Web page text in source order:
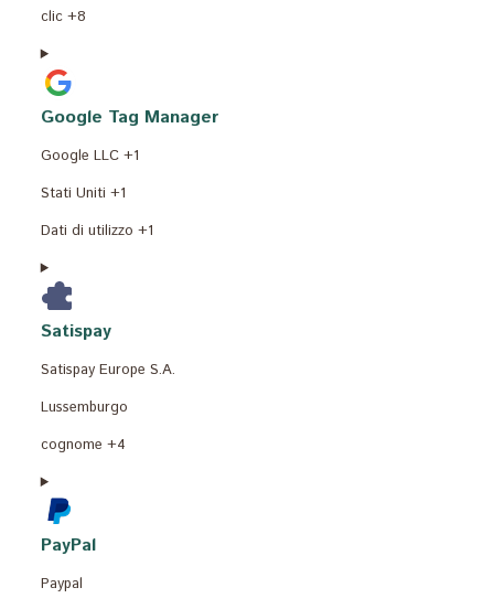
trattamento:
Dati
trattati:
clic +8
Google Tag Manager
Azienda:
Google LLC +1
Luogo
trattamento:
Stati Uniti +1
Dati
trattati:
Dati di utilizzo +1
Satispay
Azienda:
Satispay Europe S.A.
Luogo
trattamento:
Lussemburgo
Dati
trattati:
cognome +4
PayPal
Azienda:
Paypal